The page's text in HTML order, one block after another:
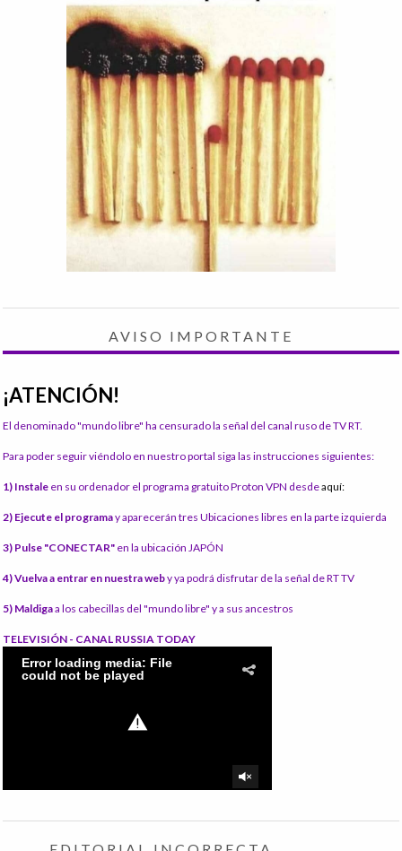
AVISO IMPORTANTE
¡ATENCIÓN!
El denominado "mundo libre" ha censurado la señal del canal ruso de TV RT.
Para poder seguir viéndolo en nuestro portal siga las instrucciones siguientes:
1) Instale en su ordenador el programa gratuito Proton VPN desdeaquí:
2) Ejecute el programay aparecerán tres Ubicaciones libres en la parte izquierda
3) Pulse "CONECTAR" en la ubicación JAPÓN
4) Vuelva a entrar en nuestra weby ya podrá disfrutar de la señal de RT TV
5) Maldigaa los cabecillas del "mundo libre" y a sus ancestros
TELEVISIÓN - CANAL RUSSIA TODAY